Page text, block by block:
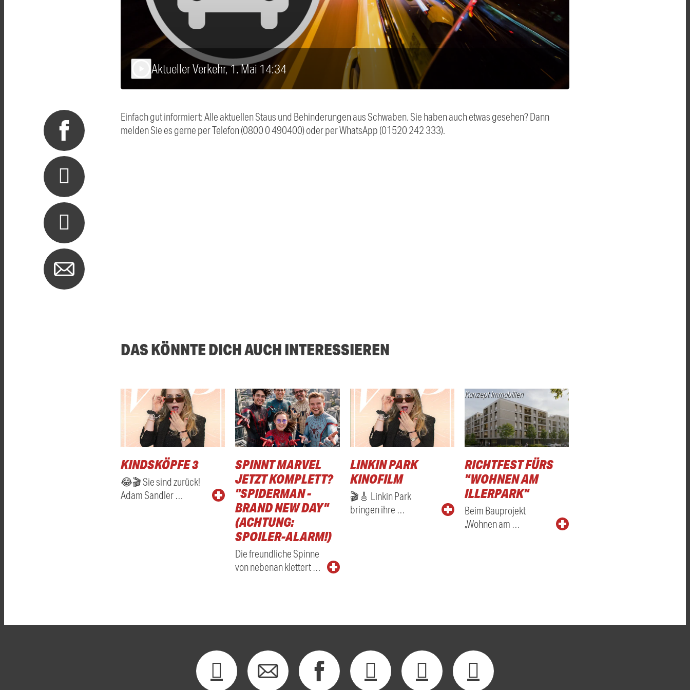
Aktueller Verkehr, 1. Mai 14:34
Einfach gut informiert: Alle aktuellen Staus und Behinderungen aus Schwaben. Sie haben auch etwas gesehen? Dann
melden Sie es gerne per Telefon (0800 0 490400) oder per WhatsApp (01520 242 333).
DAS KÖNNTE DICH AUCH INTERESSIEREN
KINDSKÖPFE 3
😂🎬 Sie sind zurück!
Adam Sandler …
SPINNT MARVEL
JETZT KOMPLETT?
"SPIDERMAN -
BRAND NEW DAY"
(ACHTUNG:
SPOILER-ALARM!)
Die freundliche Spinne
von nebenan klettert …
LINKIN PARK
KINOFILM
🎬🎸 Linkin Park
bringen ihre …
Konzept Immobilien
RICHTFEST FÜRS
"WOHNEN AM
ILLERPARK"
Beim Bauprojekt
„Wohnen am …